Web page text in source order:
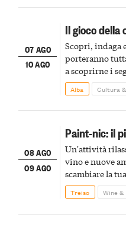
07 AGO
10 AGO
Il gioco della
Scopri, indaga
porteranno
a scoprirne i
Alba Cultura
08 AGO
09 AGO
Paint-nic: il
Un'attività
vino e nuove
scambiare la
Treiso Wine &